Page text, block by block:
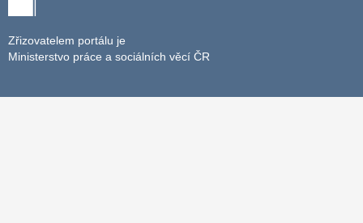
Zřizovatelem portálu je
Ministerstvo práce a sociálních věcí ČR